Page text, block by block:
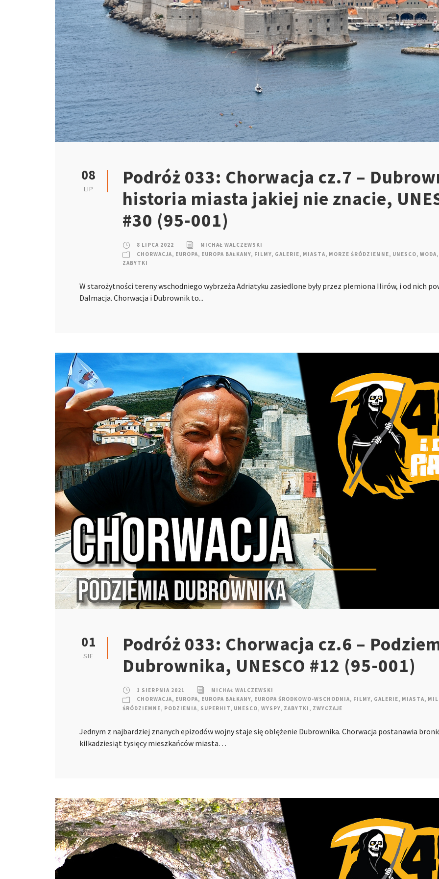
08
LIP
Podróż 033: Chorwacja cz.7 –
historia miasta jakiej nie znacie,
#30 (95-001)
8 LIPCA 2022
MICHAŁ WALCZEWSKI
CHORWACJA, EUROPA, EUROPA BAŁKANY, FILMY, GALERIE, MIASTA, MORZE ŚRÓDZIEMNE, UNESCO, WODA,
ZABYTKI
W starożytności tereny wschodniego wybrzeża Adriatyku zasiedlone były przez plemiona Ilirów, i od nich
Dalmacja. Chorwacja i Dubrownik to...
01
SIE
Podróż 033: Chorwacja cz.6 –
Dubrownika, UNESCO #12 (95-001)
1 SIERPNIA 2021
MICHAŁ WALCZEWSKI
CHORWACJA, EUROPA, EUROPA BAŁKANY, EUROPA ŚRODKOWO-WSCHODNIA, FILMY, GALERIE, MIASTA,
ŚRÓDZIEMNE, PODZIEMIA, SUPERHIT, UNESCO, WYSPY, ZABYTKI , ZWYCZAJE
Jednym z najbardziej znanych epizodów wojny staje się oblężenie Dubrownika. Chorwacja postanawia
kilkadziesiąt tysięcy mieszkańców miasta…